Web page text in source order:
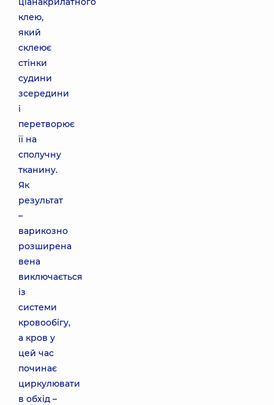
клею,
який
склеює
стінки
судини
зсередини
і
перетворює
її на
сполучну
тканину.
Як
результат
–
варикозно
розширена
вена
виключається
із
системи
кровообігу,
а кров у
цей час
починає
циркулювати
в обхід –